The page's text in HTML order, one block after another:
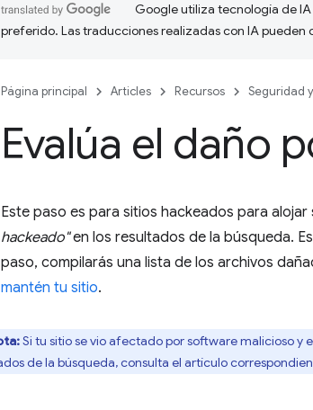
Google utiliza tecnología de
preferido. Las traducciones realizadas con IA pueden
Página principal Articles Recursos Seguridad
Evalúa el daño
Este paso es para sitios hackeados para
hackeado"en los resultados de la búsqueda.
paso, compilarás una lista de los archivos
mantén tu sitio.
Si tu sitio se vio afectado por software malicioso y
de la búsqueda, consulta el artículo